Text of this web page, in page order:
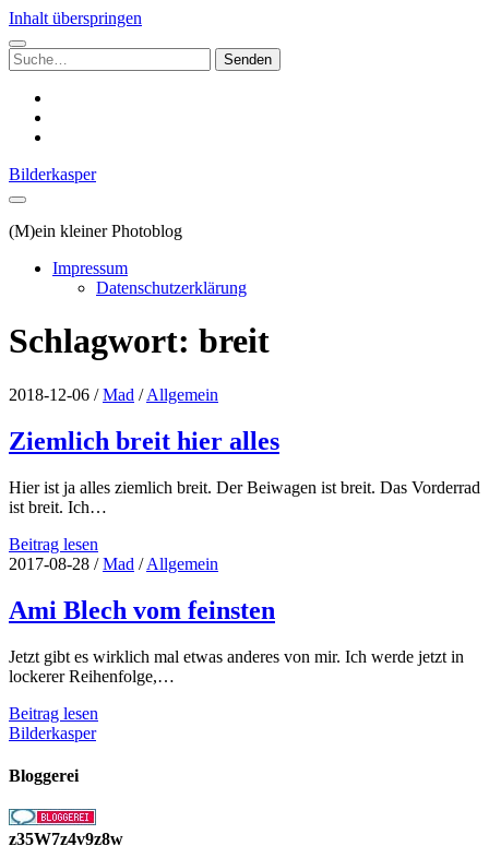
Inhalt überspringen
Suchen
nach:
Bilderkasper
(M)ein kleiner Photoblog
Impressum
Datenschutzerklärung
Schlagwort: breit
2018-12-06 /Mad /Allgemein
Ziemlich breit hier alles
Hier ist ja alles ziemlich breit. Der Beiwagen ist breit. Das Vorderrad
ist breit. Ich…
Beitrag lesen
breit
alles
2017-08-28 /Mad /Allgemein
Ami Blech vom feinsten
Jetzt gibt es wirklich mal etwas anderes von mir. Ich werde jetzt in
lockerer Reihenfolge,…
Beitrag lesen
Bilderkasper
Bloggerei
z35W7z4v9z8w